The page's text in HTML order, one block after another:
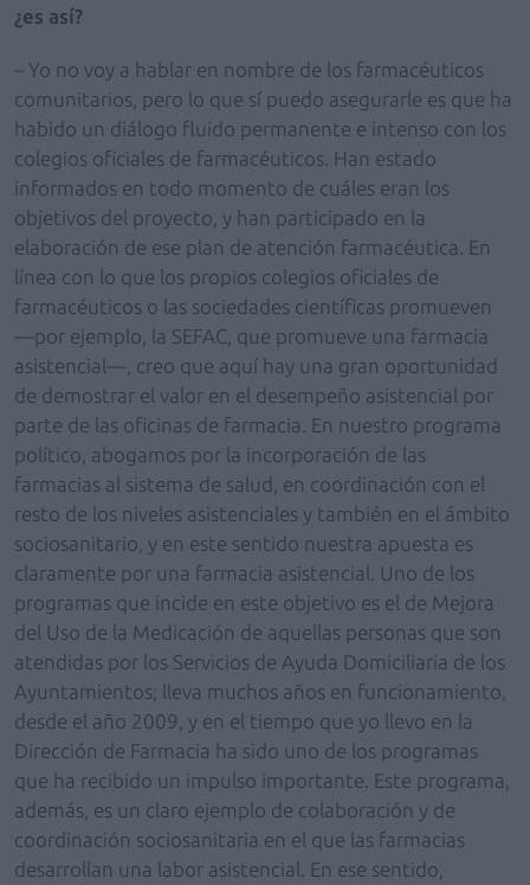
¿es así?
– Yo no voy a hablar en nombre de los farmacéuticos
comunitarios, pero lo que sí puedo asegurarle es que ha
habido un diálogo fluido permanente e intenso con los
colegios oficiales de farmacéuticos. Han estado
informados en todo momento de cuáles eran los
objetivos del proyecto, y han participado en la
elaboración de ese plan de atención farmacéutica. En
línea con lo que los propios colegios oficiales de
farmacéuticos o las sociedades científicas promueven
—por ejemplo, la SEFAC, que promueve una farmacia
asistencial—, creo que aquí hay una gran oportunidad
de demostrar el valor en el desempeño asistencial por
parte de las oficinas de farmacia. En nuestro programa
político, abogamos por la incorporación de las
farmacias al sistema de salud, en coordinación con el
resto de los niveles asistenciales y también en el ámbito
sociosanitario, y en este sentido nuestra apuesta es
claramente por una farmacia asistencial. Uno de los
programas que incide en este objetivo es el de Mejora
del Uso de la Medicación de aquellas personas que son
atendidas por los Servicios de Ayuda Domiciliaria de los
Ayuntamientos; lleva muchos años en funcionamiento,
desde el año 2009, y en el tiempo que yo llevo en la
Dirección de Farmacia ha sido uno de los programas
que ha recibido un impulso importante. Este programa,
además, es un claro ejemplo de colaboración y de
coordinación sociosanitaria en el que las farmacias
desarrollan una labor asistencial. En ese sentido,